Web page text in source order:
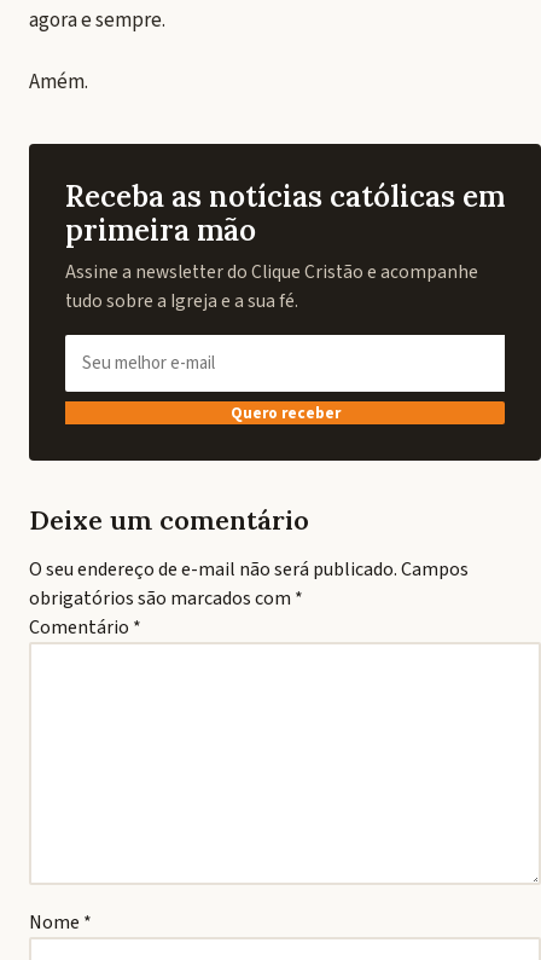
agora e sempre.
Amém.
Receba as notícias católicas em
primeira mão
Assine a newsletter do Clique Cristão e acompanhe
tudo sobre a Igreja e a sua fé.
Quero receber
Deixe um comentário
O seu endereço de e-mail não será publicado.Campos
obrigatórios são marcados com *
Comentário *
Nome *